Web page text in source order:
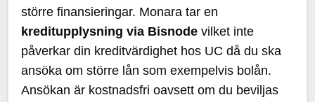
större finansieringar. Monara tar en
kreditupplysning via Bisnode vilket inte
påverkar din kreditvärdighet hos UC då du ska
ansöka om större lån som exempelvis bolån.
Ansökan är kostnadsfri oavsett om du beviljas